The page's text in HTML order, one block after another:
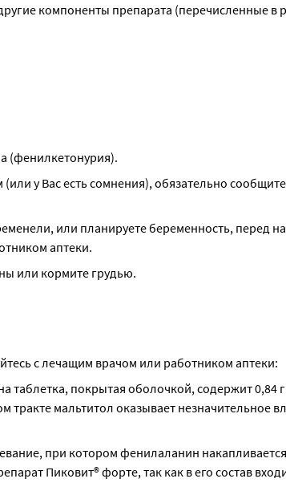
компоненты препарата (перечисленные в
(фенилкетонурия).
у Вас есть сомнения), обязательно
или планируете беременность, перед
аптеки.
или кормите грудью.
с лечащим врачом или работником аптеки:
таблетка, покрытая оболочкой, содержит 0,84
мальтитол оказывает незначительное
при котором фенилаланин
Пиковит® форте, так как в его состав